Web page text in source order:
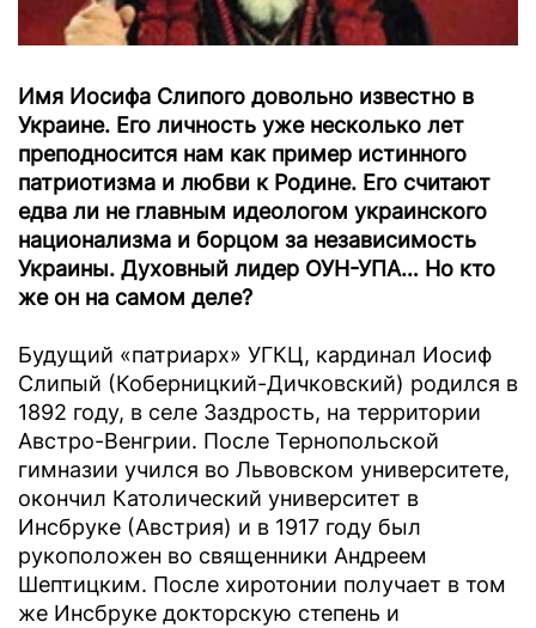
Имя Иосифа Слипого довольно известно в
Украине. Его личность уже несколько лет
преподносится нам как пример истинного
патриотизма и любви к Родине. Его считают
едва ли не главным идеологом украинского
национализма и борцом за независимость
Украины. Духовный лидер ОУН-УПА… Но кто
же он на самом деле?
Будущий «патриарх» УГКЦ, кардинал Иосиф
Слипый (Коберницкий-Дичковский) родился в
1892 году, в селе Заздрость, на территории
Австро-Венгрии. После Тернопольской
гимназии учился во Львовском университете,
окончил Католический университет в
Инсбруке (Австрия) и в 1917 году был
рукоположен во священники Андреем
Шептицким. После хиротонии получает в том
же Инсбруке докторскую степень и